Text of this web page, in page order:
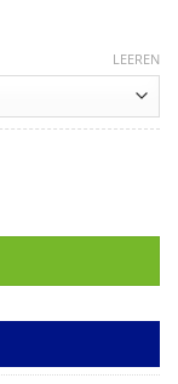
LEEREN